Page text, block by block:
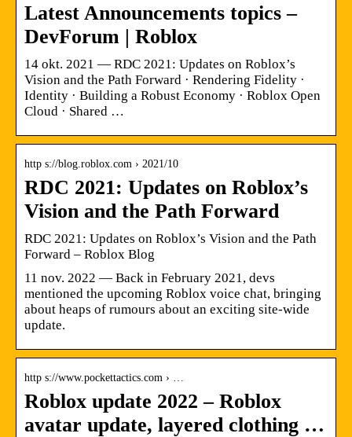
Latest Announcements topics –
DevForum | Roblox
14 okt. 2021 — RDC 2021: Updates on Roblox’s
Vision and the Path Forward · Rendering Fidelity ·
Identity · Building a Robust Economy · Roblox Open
Cloud · Shared …
http s://blog.roblox.com › 2021/10
RDC 2021: Updates on Roblox’s
Vision and the Path Forward
RDC 2021: Updates on Roblox’s Vision and the Path
Forward – Roblox Blog
11 nov. 2022 — Back in February 2021, devs
mentioned the upcoming Roblox voice chat, bringing
about heaps of rumours about an exciting site-wide
update.
http s://www.pockettactics.com › …
Roblox update 2022 – Roblox
avatar update, layered clothing …